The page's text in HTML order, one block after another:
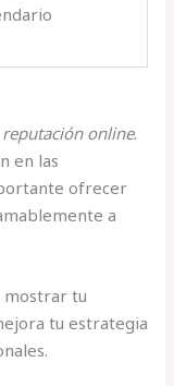
online.
en las
ofrecer
a
mostrar tu
tu estrategia